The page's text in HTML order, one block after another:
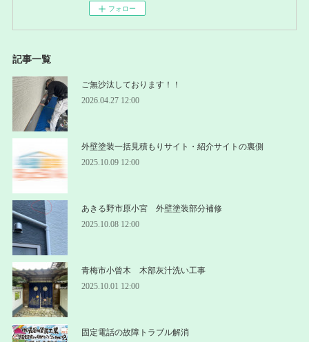
フォロー
記事一覧
ご無沙汰しております！！
2026.04.27 12:00
外壁塗装一括見積もりサイト・紹介サイトの裏側
2025.10.09 12:00
あきる野市原小宮 外壁塗装部分補修
2025.10.08 12:00
青梅市小曾木 木部灰汁洗い工事
2025.10.01 12:00
固定電話の故障トラブル解消